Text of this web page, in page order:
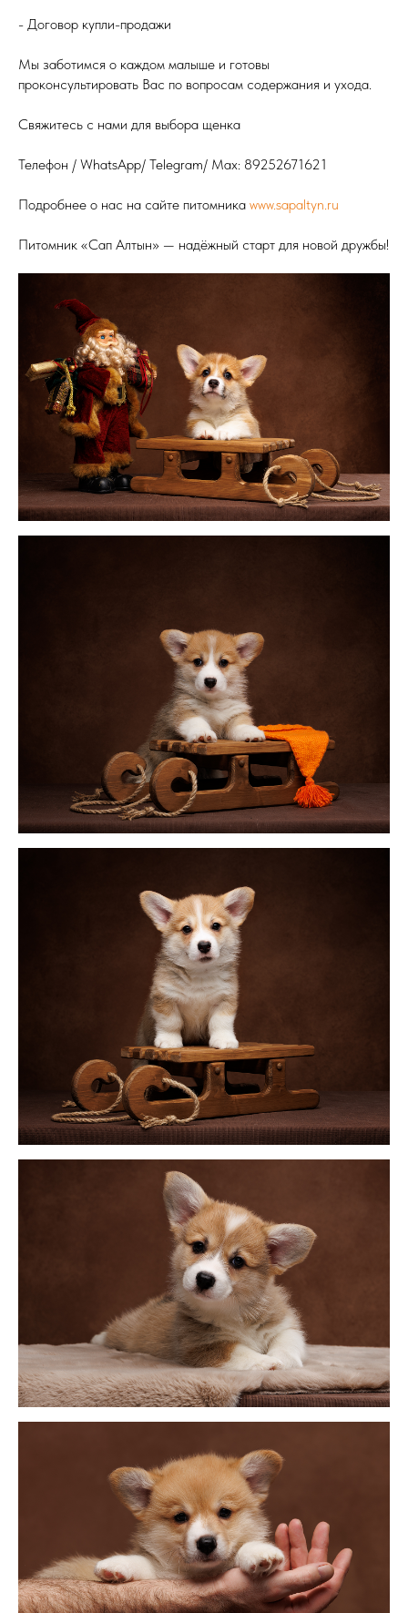
- Договор купли-продажи
Мы заботимся о каждом малыше и готовы
проконсультировать Вас по вопросам содержания и ухода.
Свяжитесь с нами для выбора щенка
Телефон / WhatsApp/ Telegram/ Max: 89252671621
Подробнее о нас на сайте питомника www.sapaltyn.ru
Питомник «Сап Алтын» — надёжный старт для новой дружбы!